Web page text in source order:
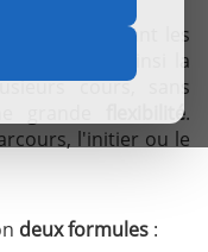
suivant les
offre ainsi la
cours, sans
grande
flexibilité.
l'initier ou le
deux formules :